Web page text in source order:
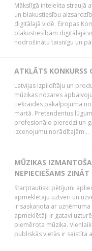
Mākslīgā intelekta straujā
un blakustiesību
digitālajā vidē. Eiropas
blakustiesībām digitālajā
nodrošinātu taisnīgu un
ATKLĀTS KONKURSS
Latvijas Izpildītāju un
mūzikas nozares
tiešraides pakalpojuma
martā. Pretendentus
profesionālo pieredzi un
izcenojumu norādītajām...
MŪZIKAS
NEPIECIEŠAMS ZINĀT
Starptautiski pētījumi
apmeklētāju uztveri un
ir saskaņota ar
apmeklētāji ir gatavi
piemērota mūzika.
publiskās vietās ir saistīta